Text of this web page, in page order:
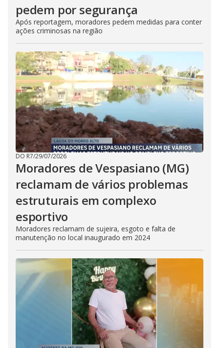
pedem por segurança
Após reportagem, moradores pedem medidas para conter
ações criminosas na região
DO R7/29/07/2026
Moradores de Vespasiano (MG)
reclamam de vários problemas
estruturais em complexo
esportivo
Moradores reclamam de sujeira, esgoto e falta de
manutenção no local inaugurado em 2024